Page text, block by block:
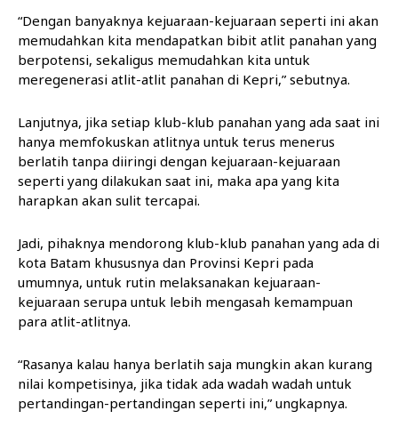
“Dengan banyaknya kejuaraan-kejuaraan seperti ini akan
memudahkan kita mendapatkan bibit atlit panahan yang
berpotensi, sekaligus memudahkan kita untuk
meregenerasi atlit-atlit panahan di Kepri,” sebutnya.
Lanjutnya, jika setiap klub-klub panahan yang ada saat ini
hanya memfokuskan atlitnya untuk terus menerus
berlatih tanpa diiringi dengan kejuaraan-kejuaraan
seperti yang dilakukan saat ini, maka apa yang kita
harapkan akan sulit tercapai.
Jadi, pihaknya mendorong klub-klub panahan yang ada di
kota Batam khususnya dan Provinsi Kepri pada
umumnya, untuk rutin melaksanakan kejuaraan-
kejuaraan serupa untuk lebih mengasah kemampuan
para atlit-atlitnya.
“Rasanya kalau hanya berlatih saja mungkin akan kurang
nilai kompetisinya, jika tidak ada wadah wadah untuk
pertandingan-pertandingan seperti ini,” ungkapnya.